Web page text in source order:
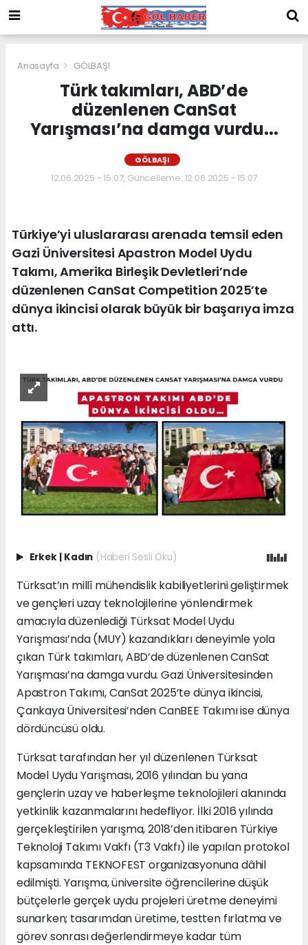
Anasayfa GÖLBAŞI
Türk takımları, ABD’de
düzenlenen CanSat
Yarışması’na damga vurdu...
GÖLBAŞI
12.06.2025 - 15:07, Güncelleme: 12.06.2025 - 15:07
Türkiye’yi uluslararası arenada temsil eden
Gazi Üniversitesi Apastron Model Uydu
Takımı, Amerika Birleşik Devletleri’nde
düzenlenen CanSat Competition 2025’te
dünya ikincisi olarak büyük bir başarıya imza
attı.
Erkek | Kadın (Haberi Sesli Oku)
Türksat’ın millî mühendislik kabiliyetlerini geliştirmek
ve gençleri uzay teknolojilerine yönlendirmek
amacıyla düzenlediği Türksat Model Uydu
Yarışması’nda (MUY) kazandıkları deneyimle yola
çıkan Türk takımları, ABD’de düzenlenen CanSat
Yarışması’na damga vurdu. Gazi Üniversitesinden
Apastron Takımı, CanSat 2025’te dünya ikincisi,
Çankaya Üniversitesi’nden CanBEE Takımı ise dünya
dördüncüsü oldu.
Türksat tarafından her yıl düzenlenen Türksat
Model Uydu Yarışması, 2016 yılından bu yana
gençlerin uzay ve haberleşme teknolojileri alanında
yetkinlik kazanmalarını hedefliyor. İlki 2016 yılında
gerçekleştirilen yarışma, 2018’den itibaren Türkiye
Teknoloji Takımı Vakfı (T3 Vakfı) ile yapılan protokol
kapsamında TEKNOFEST organizasyonuna dâhil
edilmişti. Yarışma, üniversite öğrencilerine düşük
bütçelerle gerçek uydu projeleri üretme deneyimi
sunarken; tasarımdan üretime, testten fırlatma ve
görev sonrası değerlendirmeye kadar tüm